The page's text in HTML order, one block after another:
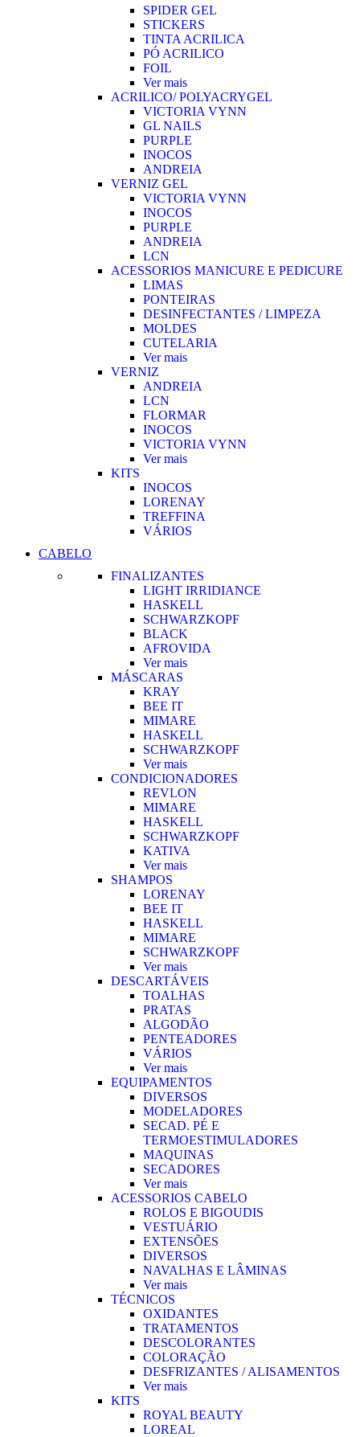
SPIDER GEL
STICKERS
TINTA ACRILICA
PÓ ACRILICO
FOIL
Ver mais
ACRILICO/ POLYACRYGEL
VICTORIA VYNN
GL NAILS
PURPLE
INOCOS
ANDREIA
VERNIZ GEL
VICTORIA VYNN
INOCOS
PURPLE
ANDREIA
LCN
ACESSORIOS MANICURE E PEDICURE
LIMAS
PONTEIRAS
DESINFECTANTES / LIMPEZA
MOLDES
CUTELARIA
Ver mais
VERNIZ
ANDREIA
LCN
FLORMAR
INOCOS
VICTORIA VYNN
Ver mais
KITS
INOCOS
LORENAY
TREFFINA
VÁRIOS
CABELO
FINALIZANTES
LIGHT IRRIDIANCE
HASKELL
SCHWARZKOPF
BLACK
AFROVIDA
Ver mais
MÁSCARAS
KRAY
BEE IT
MIMARE
HASKELL
SCHWARZKOPF
Ver mais
CONDICIONADORES
REVLON
MIMARE
HASKELL
SCHWARZKOPF
KATIVA
Ver mais
SHAMPOS
LORENAY
BEE IT
HASKELL
MIMARE
SCHWARZKOPF
Ver mais
DESCARTÁVEIS
TOALHAS
PRATAS
ALGODÃO
PENTEADORES
VÁRIOS
Ver mais
EQUIPAMENTOS
DIVERSOS
MODELADORES
SECAD. PÉ E
TERMOESTIMULADORES
MAQUINAS
SECADORES
Ver mais
ACESSORIOS CABELO
ROLOS E BIGOUDIS
VESTUÁRIO
EXTENSÕES
DIVERSOS
NAVALHAS E LÂMINAS
Ver mais
TÉCNICOS
OXIDANTES
TRATAMENTOS
DESCOLORANTES
COLORAÇÃO
DESFRIZANTES / ALISAMENTOS
Ver mais
KITS
ROYAL BEAUTY
LOREAL